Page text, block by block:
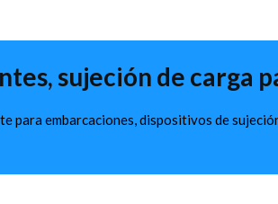
sujeción de carga
embarcaciones, dispositivos de